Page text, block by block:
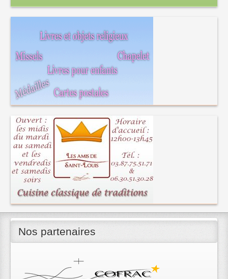
Nos partenaires